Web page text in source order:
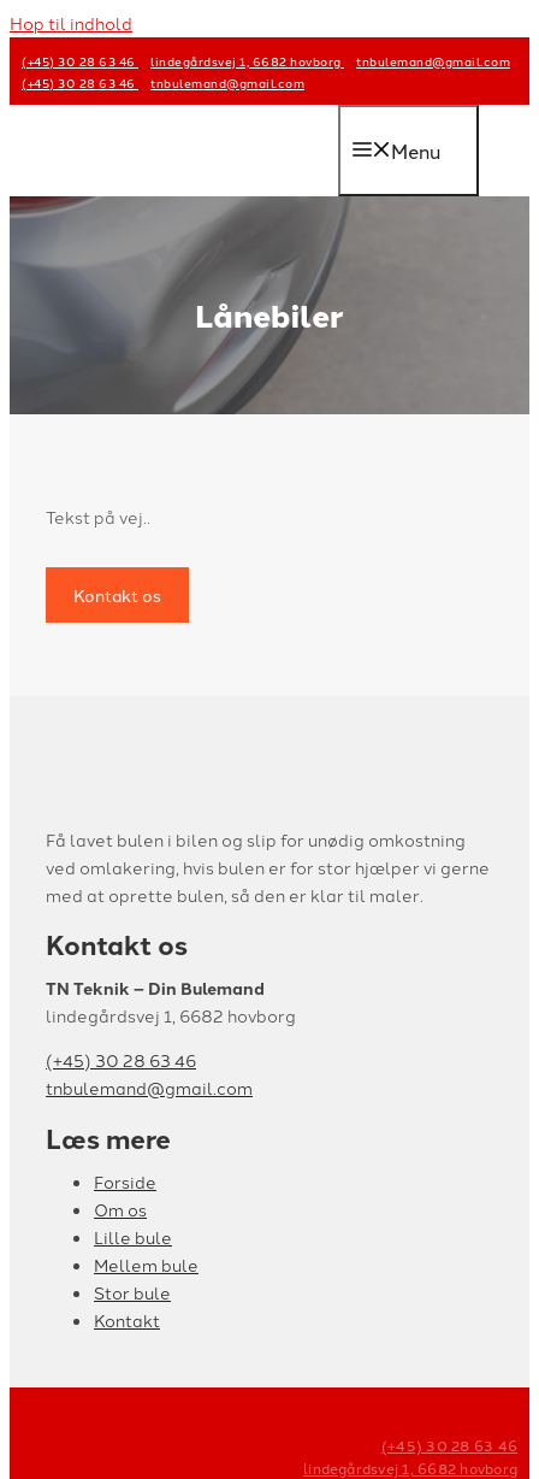
Hop til indhold
(+45) 30 28 63 46 lindegårdsvej 1, 6682 hovborg
tnbulemand@gmail.com
(+45) 30 28 63 46
tnbulemand@gmail.com
Menu
Lånebiler
Tekst på vej..
Kontakt os
Få lavet bulen i bilen og slip for unødig omkostning
ved omlakering, hvis bulen er for stor hjælper vi gerne
med at oprette bulen, så den er klar til maler.
Kontakt os
TN Teknik – Din Bulemand
lindegårdsvej 1, 6682 hovborg
(+45) 30 28 63 46
tnbulemand@gmail.com
Læs mere
Forside
Om os
Lille bule
Mellem bule
Stor bule
Kontakt
(+45) 30 28 63 46
lindegårdsvej 1, 6682 hovborg